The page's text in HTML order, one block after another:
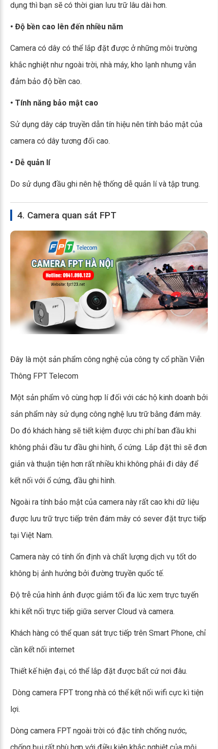
dụng thì bạn sẽ có thời gian lưu trữ lâu dài hơn.
• Độ bền cao lên đến nhiều năm
Camera có dây có thể lắp đặt được ở những môi trường
khắc nghiệt như ngoài trời, nhà máy, kho lạnh nhưng vẫn
đảm bảo độ bền cao.
• Tính năng bảo mật cao
Sử dụng dây cáp truyền dẫn tín hiệu nên tính bảo mật của
camera có dây tương đối cao.
• Dễ quản lí
Do sử dụng đầu ghi nên hệ thống dễ quản lí và tập trung.
4. Camera quan sát FPT
Đây là một sản phẩm công nghệ của công ty cổ phần Viễn
Thông FPT Telecom
Một sản phẩm vô cùng hợp lí đối với các hộ kinh doanh bởi
sản phẩm này sử dụng công nghệ lưu trữ bằng đám mây.
Do đó khách hàng sẽ tiết kiệm được chi phí ban đầu khi
không phải đầu tư đầu ghi hình, ổ cứng. Lắp đặt thì sẽ đơn
giản và thuận tiện hơn rất nhiều khi không phải đi dây để
kết nối với ổ cứng, đầu ghi hình.
Ngoài ra tính bảo mật của camera này rất cao khi dữ liệu
được lưu trữ trực tiếp trên đám mây có sever đặt trực tiếp
tại Việt Nam.
Camera này có tính ổn định và chất lượng dịch vụ tốt do
không bị ảnh hưởng bởi đường truyền quốc tế.
Độ trễ của hình ảnh được giảm tối đa lúc xem trực tuyến
khi kết nối trực tiếp giữa server Cloud và camera.
Khách hàng có thể quan sát trực tiếp trên Smart Phone, chỉ
cần kết nối internet
Thiết kế hiện đại, có thể lắp đặt được bất cứ nơi đâu.
Dòng camera FPT trong nhà có thể kết nối wifi cực kì tiện
lợi.
Dòng camera FPT ngoài trời có đặc tính chống nước,